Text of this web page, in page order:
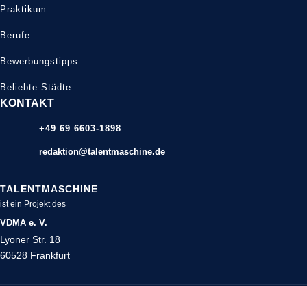
Praktikum
Berufe
Bewerbungstipps
Beliebte Städte
KONTAKT
+49 69 6603-1898
redaktion@talentmaschine.de
TALENTMASCHINE
ist ein Projekt des
VDMA e. V.
Lyoner Str. 18
60528 Frankfurt